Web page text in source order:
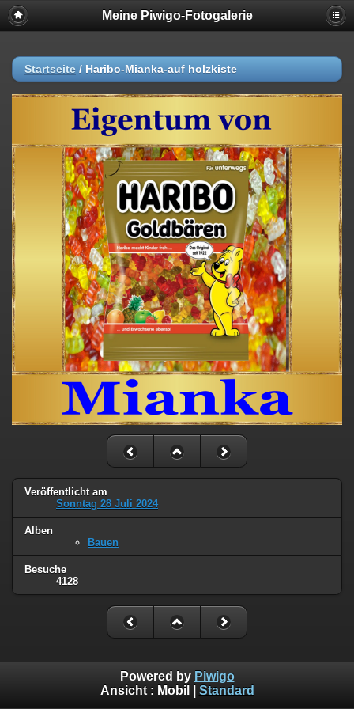
Meine Piwigo-Fotogalerie
Startseite / Haribo-Mianka-auf holzkiste
Veröffentlicht am
Sonntag 28 Juli 2024
Alben
Bauen
Besuche
4128
Powered by Piwigo
Ansicht : Mobil Standard